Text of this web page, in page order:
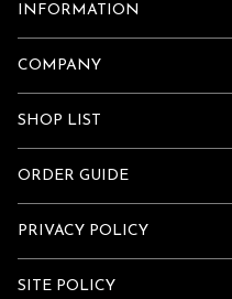
INFORMATION
COMPANY
SHOP LIST
ORDER GUIDE
PRIVACY POLICY
SITE POLICY